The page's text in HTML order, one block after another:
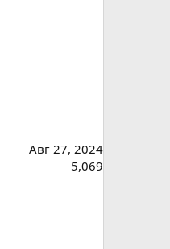
Авг 27, 2024
5,069